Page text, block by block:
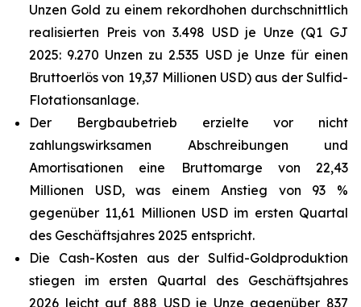
Unzen Gold zu einem rekordhohen durchschnittlich
realisierten Preis von 3.498 USD je Unze (Q1 GJ
2025: 9.270 Unzen zu 2.535 USD je Unze für einen
Bruttoerlös von 19,37 Millionen USD) aus der Sulfid-
Flotationsanlage.
Der Bergbaubetrieb erzielte vor nicht
zahlungswirksamen Abschreibungen und
Amortisationen eine Bruttomarge von 22,43
Millionen USD, was einem Anstieg von 93 %
gegenüber 11,61 Millionen USD im ersten Quartal
des Geschäftsjahres 2025 entspricht.
Die Cash-Kosten aus der Sulfid-Goldproduktion
stiegen im ersten Quartal des Geschäftsjahres
2026 leicht auf 888 USD je Unze gegenüber 837